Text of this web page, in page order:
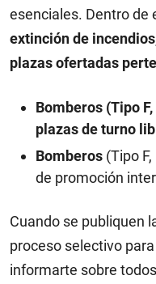
esenciales. Dentro de
extinción de incendios
plazas ofertadas
Bomberos (Tipo
plazas de turno
Bomberos (Tipo
de promoción
Cuando se publiquen
proceso selectivo
informarte sobre